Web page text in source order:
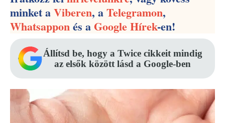
minket aViberen, aTelegramon,
Whatsapponés aGoogle Hírek-en!
Állítsd be, hogy a Twice cikkeit mindig
az elsők között lásd a Google-ben